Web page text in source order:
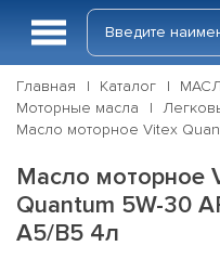
Главная Каталог
Моторные масла
Масло моторное Vitex
Масло моторное
Quantum 5W-30
A5/B5 4л